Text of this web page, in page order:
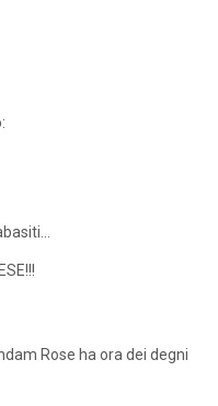
Rose ha ora dei degni